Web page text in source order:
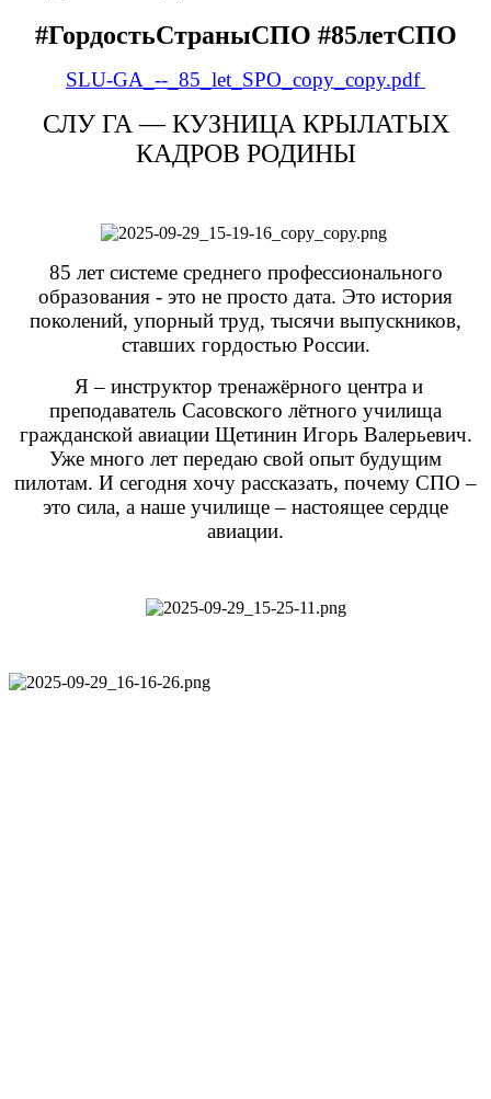
#ГордостьСтраныСПО #85летСПО
SLU-GA_--_85_let_SPO_copy_copy.pdf
СЛУ ГА — КУЗНИЦА КРЫЛАТЫХ
КАДРОВ РОДИНЫ
85 лет системе среднего профессионального
образования - это не просто дата. Это история
поколений, упорный труд, тысячи выпускников,
ставших гордостью России.
Я – инструктор тренажёрного центра и
преподаватель Сасовского лётного училища
гражданской авиации Щетинин Игорь Валерьевич.
Уже много лет передаю свой опыт будущим
пилотам. И сегодня хочу рассказать, почему СПО –
это сила, а наше училище ‒ настоящее сердце
авиации.